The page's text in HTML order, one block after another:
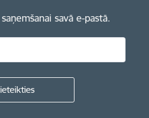
savā e-pastā.